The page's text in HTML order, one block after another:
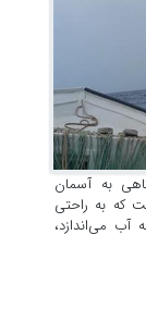
به آسمان
که به راحتی
آب می‌اندازد،